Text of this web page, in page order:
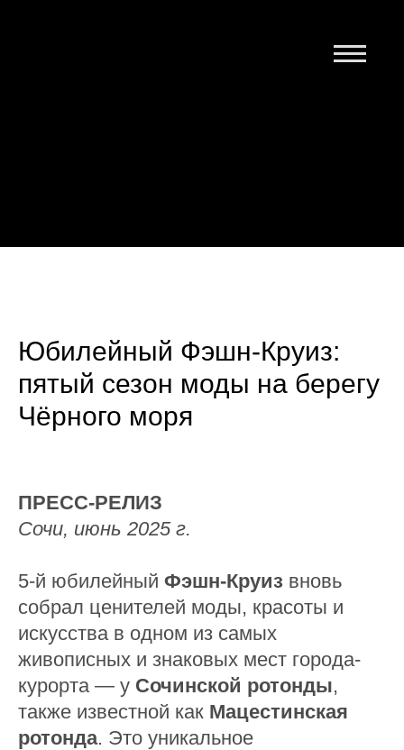
Юбилейный Фэшн-Круиз:
пятый сезон моды на берегу
Чёрного моря
ПРЕСС-РЕЛИЗ
Сочи, июнь 2025 г.
5-й юбилейный Фэшн-Круиз вновь
собрал ценителей моды, красоты и
искусства в одном из самых
живописных и знаковых мест города-
курорта — у Сочинской ротонды,
также известной как Мацестинская
ротонда. Это уникальное